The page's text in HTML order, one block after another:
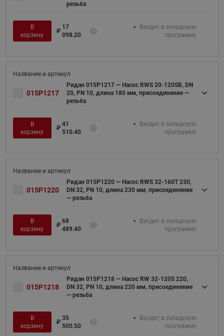
резьба
В
корзину
₽
17
098.20
Входит в складскую
программу
015P1217
Ридан 015P1217 — Насос RWS 20-120SB, DN
20, PN 10, длина 180 мм, присоединение —
резьба
В
корзину
₽
41
510.40
Входит в складскую
программу
015P1220
Ридан 015P1220 — Насос RWS 32-160T 230,
DN 32, PN 10, длина 230 мм, присоединение
— резьба
В
корзину
₽
68
489.40
Входит в складскую
программу
015P1218
Ридан 015P1218 — Насос RW 32-120S 220,
DN 32, PN 10, длина 220 мм, присоединение
— резьба
В
корзину
₽
35
500.50
Входит в складскую
программу